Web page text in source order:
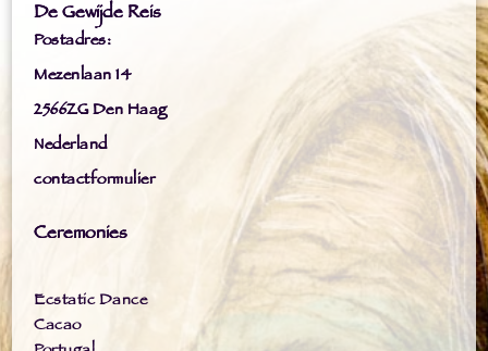
De Gewijde Reis
Postadres:
Mezenlaan 14
2566ZG Den Haag
Nederland
contactformulier
Ceremonies
Ecstatic Dance
Cacao